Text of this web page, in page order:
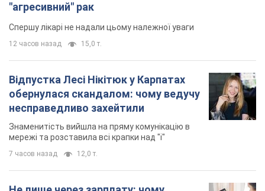
"агресивний" рак
Спершу лікарі не надали цьому належної уваги
12 часов назад 15,0 т.
Відпустка Лесі Нікітюк у Карпатах
обернулася скандалом: чому ведучу
несправедливо захейтили
Знаменитість вийшла на пряму комунікацію в
мережі та розставила всі крапки над "і"
7 часов назад 12,0 т.